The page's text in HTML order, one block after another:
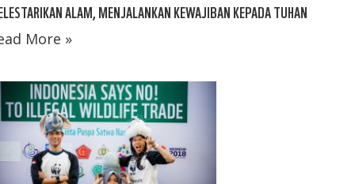
ALAM, MENJALANKAN KEWAJIBAN KEPADA TUHAN
More »